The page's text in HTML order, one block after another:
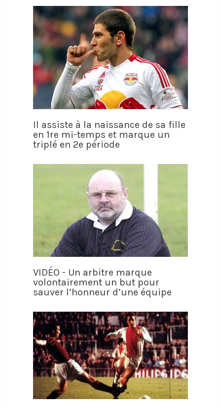
Il assiste à la naissance de sa fille
en 1re mi-temps et marque un
triplé en 2e période
VIDÉO - Un arbitre marque
volontairement un but pour
sauver l’honneur d’une équipe